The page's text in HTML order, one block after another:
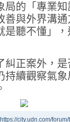
局的「專業
善與外界溝
是聽不懂」
糾正案外，
持續觀察氣
city.udn.com/